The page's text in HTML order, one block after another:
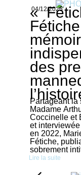
04/12/2025
«
des
Partageant la
Madame
Coccinelle et
et
en 2022,
Fétiche,
sobrement
Lire la suite